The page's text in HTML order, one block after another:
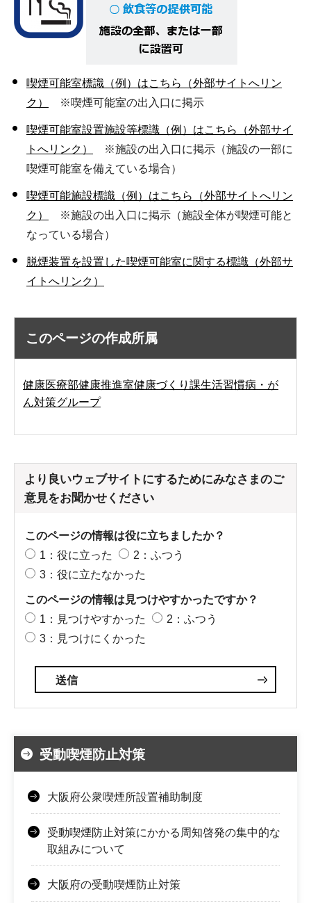
喫煙可能室標識（例）はこちら（外部サイトへリン
ク）
※喫煙可能室の出入口に掲示
喫煙可能室設置施設等標識（例）はこちら（外部サイ
トへリンク）
※施設の出入口に掲示（施設の一部に
喫煙可能室を備えている場合）
喫煙可能施設標識（例）はこちら（外部サイトへリン
ク）
※施設の出入口に掲示（施設全体が喫煙可能と
なっている場合）
脱煙装置を設置した喫煙可能室に関する標識（外部サ
イトへリンク）
このページの作成所属
健康医療部健康推進室健康づくり課生活習慣病・が
ん対策グループ
より良いウェブサイトにするためにみなさまのご
意見をお聞かせください
このページの情報は役に立ちましたか？
1：役に立った
2：ふつう
3：役に立たなかった
このページの情報は見つけやすかったですか？
1：見つけやすかった
2：ふつう
3：見つけにくかった
受動喫煙防止対策
大阪府公衆喫煙所設置補助制度
受動喫煙防止対策にかかる周知啓発の集中的な
取組みについて
大阪府の受動喫煙防止対策